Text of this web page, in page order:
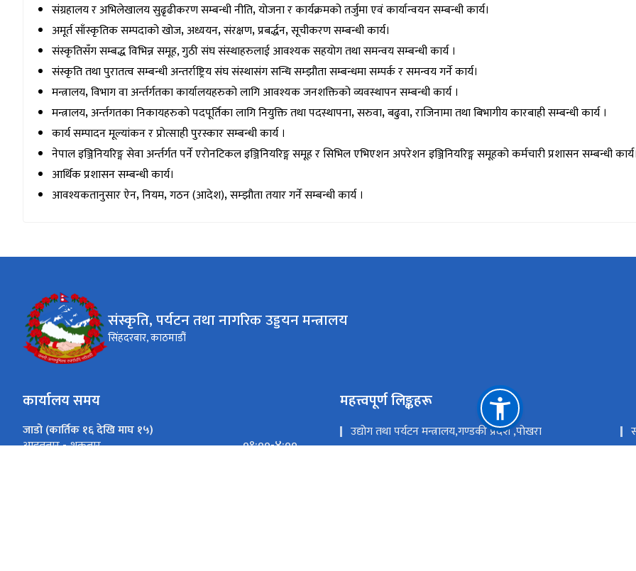
संग्रहालय र अभिलेखालय सुढृढीकरण सम्बन्धी नीति,योजना र कार्यक्रमको तर्जुमा एवं कार्यान्वयन सम्बन्धी कार्य।
अमूर्त साँस्कृतिक सम्पदाको खोज,अध्ययन,संरक्षण,प्रबर्द्धन,सूचीकरण सम्बन्धी कार्य।
संस्कृतिसँग सम्बद्ध विभिन्न समूह, गुठी संघ संस्थाहरुलाई आवश्यक सहयोग तथा समन्वय सम्बन्धीकार्य ।
संस्कृति तथा पुरातत्व सम्बन्धी अन्तर्राष्ट्रिय संघ संस्थासंग सन्धि सम्झौता सम्बन्धमा सम्पर्क र समन्वय गर्ने कार्य।
मन्त्रालय,विभाग वा अर्न्तर्गतका कार्यालयहरुको लागि आवश्यक जनशक्तिको व्यवस्थापन सम्बन्धी कार्य ।
मन्त्रालय,अर्न्तगतका निकायहरुको पदपूर्तिका लागि नियुक्ति तथा पदस्थापना,सरुवा,बढुवा,राजिनामा तथा बिभागीय कारबाही सम्बन्धी कार्य ।
कार्य सम्पादन मूल्यांकन र प्रोत्साही पुरस्कार सम्बन्धी कार्य ।
नेपाल इञ्जिनियरिङ्ग सेवा अर्न्तर्गत पर्ने एरोनटिकल इञ्जिनियरिङ्ग समूह र सिभिल एभिएशन अपरेशन इञ्जिनियरिङ्ग समूहको कर्मचारी प्रशासन सम्बन्धी
आर्थिक प्रशासन सम्बन्धी कार्य।
आवश्यकतानुसार ऐन,नियम,गठन (आदेश),सम्झौता तयार गर्ने सम्बन्धी कार्य ।
संस्कृति, पर्यटन तथा नागरिक उड्डयन मन्त्रालय
सिंहदरबार, काठमाडौं
कार्यालय समय
जाडो (कार्तिक १६ देखि माघ १५)
आइतबार - शुक्रबार
०९:००-४:००
महत्त्वपूर्ण लिङ्कहरू
उद्योग तथा पर्यटन मन्त्रालय,गण्डकी प्रदेश ,पोखरा